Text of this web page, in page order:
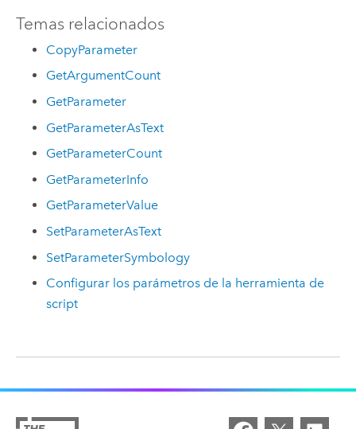
Temas relacionados
CopyParameter
GetArgumentCount
GetParameter
GetParameterAsText
GetParameterCount
GetParameterInfo
GetParameterValue
SetParameterAsText
SetParameterSymbology
Configurar los parámetros de la herramienta de
script